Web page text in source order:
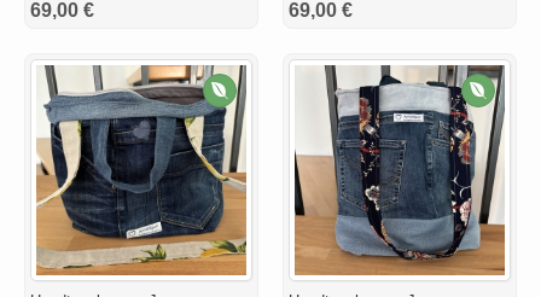
69,00 € 69,00 €